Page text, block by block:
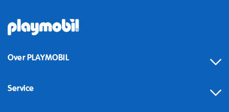
Over PLAYMOBIL
Service